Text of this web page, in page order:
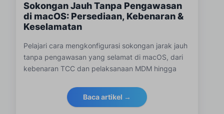
Sokongan Jauh Tanpa Pengawasan
di macOS: Persediaan, Kebenaran &
Keselamatan
Pelajari cara mengkonfigurasi sokongan jarak jauh
tanpa pengawasan yang selamat di macOS, dari
kebenaran TCC dan pelaksanaan MDM hingga
Baca artikel →